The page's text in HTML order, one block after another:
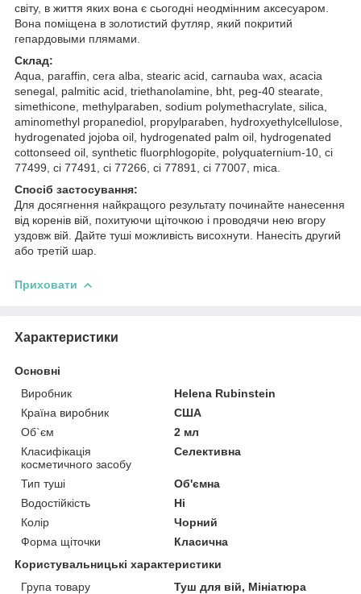
світу, в життя яких вона є сьогодні неодмінним аксесуаром.
Вона поміщена в золотистий футляр, який покритий
гепардовыми плямами.
Склад:
Aqua, paraffin, cera alba, stearic acid, carnauba wax, acacia
senegal, palmitic acid, triethanolamine, bht, peg-40 stearate,
simethicone, methylparaben, sodium polymethacrylate, silica,
aminomethyl propanediol, propylparaben, hydroxyethylcellulose,
hydrogenated jojoba oil, hydrogenated palm oil, hydrogenated
cottonseed oil, synthetic fluorphlogopite, polyquaternium-10, ci
77499, ci 77491, ci 77266, ci 77891, ci 77007, mica.
Спосіб застосування:
Для досягнення найкращого результату починайте нанесення
від коренів вій, похитуючи щіточкою і проводячи нею вгору
уздовж вій. Дайте туші можливість висохнути. Нанесіть другий
або третій шар.
Приховати
Характеристики
Основні
Виробник
Helena Rubinstein
Країна виробник
США
Об`єм
2 мл
Класифікація
косметичного засобу
Селективна
Тип туші
Об'ємна
Водостійкість
Ні
Колір
Чорний
Форма щіточки
Класична
Користувальницькі характеристики
Група товару
Туш для вій, Мініатюра